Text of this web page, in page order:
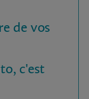
de vos
c'est